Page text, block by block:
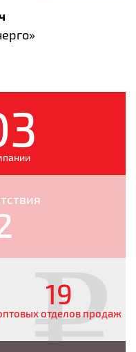
19
отделов продаж